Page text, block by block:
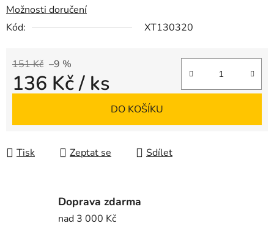
Možnosti doručení
Kód:
XT130320
151 Kč –9 %
136 Kč/ ks
DO KOŠÍKU
Tisk Zeptat se Sdílet
Doprava zdarma
nad 3 000 Kč